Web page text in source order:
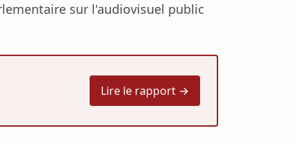
sur l'audiovisuel public
Lire le rapport →